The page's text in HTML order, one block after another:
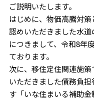
ご説明いたします。
はじめに、物価高騰対
認めいただきました水
につきまして、令和8年
ております。
次に、移住定住関連施
いただきました債務負
す「いな住まいる補助